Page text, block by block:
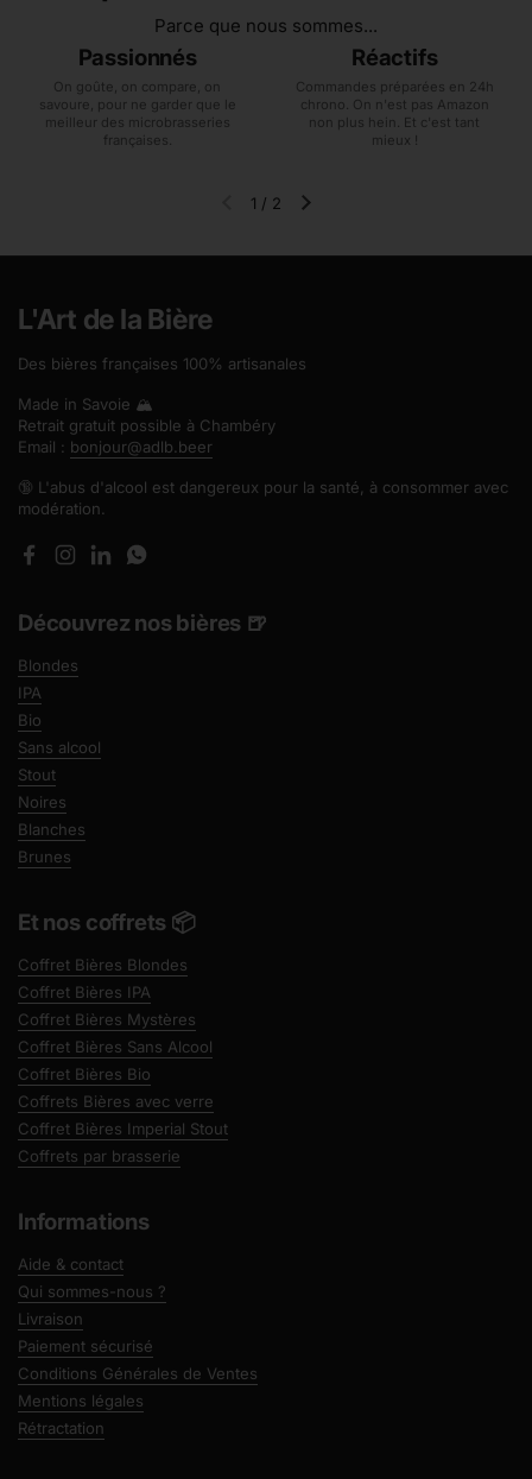
Parce que nous sommes...
Passionnés
On goûte, on compare, on
savoure, pour ne garder que le
meilleur des microbrasseries
françaises.
Réactifs
Commandes préparées en 24h
chrono. On n'est pas Amazon
non plus hein. Et c'est tant
mieux !
Diapositive précédente
Diapositive suivante
1 / 2
L'Art de la Bière
Des bières françaises 100% artisanales
Made in Savoie 🏔️
Retrait gratuit possible à Chambéry
Email : bonjour@adlb.beer
🔞 L'abus d'alcool est dangereux pour la santé, à consommer avec
modération.
FacebookInstagram
LinkedInWhatsApp
Découvrez nos bières 🍺
Blondes
IPA
Bio
Sans alcool
Stout
Noires
Blanches
Brunes
Et nos coffrets 📦
Coffret Bières Blondes
Coffret Bières IPA
Coffret Bières Mystères
Coffret Bières Sans Alcool
Coffret Bières Bio
Coffrets Bières avec verre
Coffret Bières Imperial Stout
Coffrets par brasserie
Informations
Aide & contact
Qui sommes-nous ?
Livraison
Paiement sécurisé
Conditions Générales de Ventes
Mentions légales
Rétractation